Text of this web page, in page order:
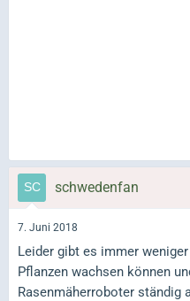
schwedenfan
7. Juni 2018
Leider gibt es immer
Pflanzen wachsen können
Rasenmäherroboter ständig